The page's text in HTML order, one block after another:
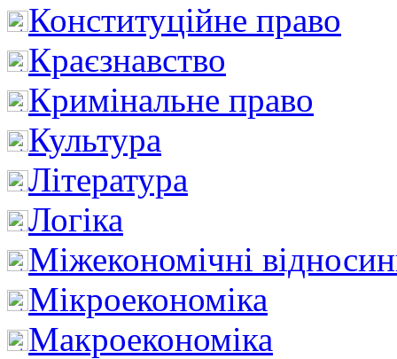
Конституційне право
Краєзнавство
Кримінальне право
Культура
Література
Логіка
Міжекономічні
Мікроекономіка
Макроекономіка